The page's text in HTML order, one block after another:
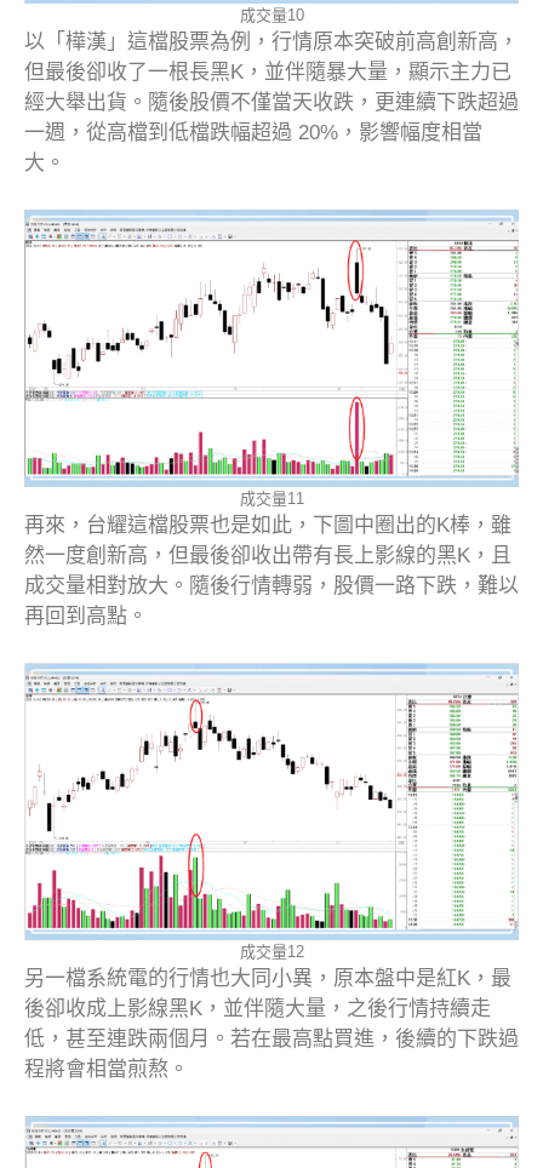
成交量10
以「樺漢」這檔股票為例，行情原本突破前高創新高，
但最後卻收了一根長黑K，並伴隨暴大量，顯示主力已
經大舉出貨。隨後股價不僅當天收跌，更連續下跌超過
一週，從高檔到低檔跌幅超過 20%，影響幅度相當
大。
成交量11
再來，台耀這檔股票也是如此，下圖中圈出的K棒，雖
然一度創新高，但最後卻收出帶有長上影線的黑K，且
成交量相對放大。隨後行情轉弱，股價一路下跌，難以
再回到高點。
成交量12
另一檔系統電的行情也大同小異，原本盤中是紅K，最
後卻收成上影線黑K，並伴隨大量，之後行情持續走
低，甚至連跌兩個月。若在最高點買進，後續的下跌過
程將會相當煎熬。